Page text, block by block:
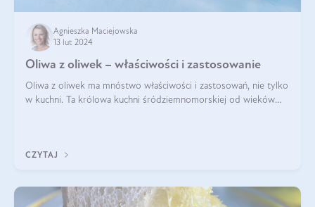
Agnieszka Maciejowska
13 lut 2024
Oliwa z oliwek – właściwości i zastosowanie
Oliwa z oliwek ma mnóstwo właściwości i zastosowań, nie tylko
w kuchni. Ta królowa kuchni śródziemnomorskiej od wieków
CZYTAJ